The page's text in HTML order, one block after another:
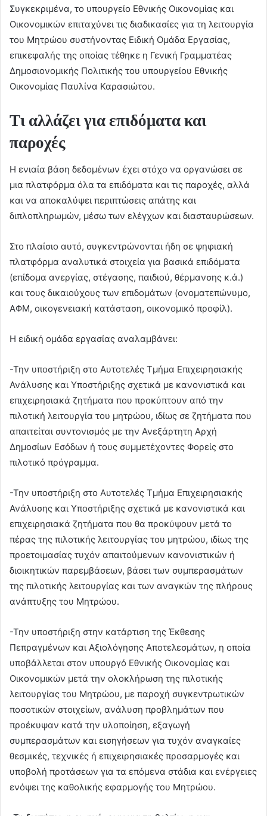
Συγκεκριμένα, το υπουργείο Εθνικής Οικονομίας και
Οικονομικών επιταχύνει τις διαδικασίες για τη λειτουργία
του Μητρώου συστήνοντας Ειδική Ομάδα Εργασίας,
επικεφαλής της οποίας τέθηκε η Γενική Γραμματέας
Δημοσιονομικής Πολιτικής του υπουργείου Εθνικής
Οικονομίας Παυλίνα Καρασιώτου.
Τι αλλάζει για επιδόματα και
παροχές
Η ενιαία βάση δεδομένων έχει στόχο να οργανώσει σε
μια πλατφόρμα όλα τα επιδόματα και τις παροχές, αλλά
και να αποκαλύψει περιπτώσεις απάτης και
διπλοπληρωμών, μέσω των ελέγχων και διασταυρώσεων.
Στο πλαίσιο αυτό, συγκεντρώνονται ήδη σε ψηφιακή
πλατφόρμα αναλυτικά στοιχεία για βασικά επιδόματα
(επίδομα ανεργίας, στέγασης, παιδιού, θέρμανσης κ.ά.)
και τους δικαιούχους των επιδομάτων (ονοματεπώνυμο,
ΑΦΜ, οικογενειακή κατάσταση, οικονομικό προφίλ).
Η ειδική ομάδα εργασίας αναλαμβάνει:
-Την υποστήριξη στο Αυτοτελές Τμήμα Επιχειρησιακής
Ανάλυσης και Υποστήριξης σχετικά με κανονιστικά και
επιχειρησιακά ζητήματα που προκύπτουν από την
πιλοτική λειτουργία του μητρώου, ιδίως σε ζητήματα που
απαιτείται συντονισμός με την Ανεξάρτητη Αρχή
Δημοσίων Εσόδων ή τους συμμετέχοντες Φορείς στο
πιλοτικό πρόγραμμα.
-Την υποστήριξη στο Αυτοτελές Τμήμα Επιχειρησιακής
Ανάλυσης και Υποστήριξης σχετικά με κανονιστικά και
επιχειρησιακά ζητήματα που θα προκύψουν μετά το
πέρας της πιλοτικής λειτουργίας του μητρώου, ιδίως της
προετοιμασίας τυχόν απαιτούμενων κανονιστικών ή
διοικητικών παρεμβάσεων, βάσει των συμπερασμάτων
της πιλοτικής λειτουργίας και των αναγκών της πλήρους
ανάπτυξης του Μητρώου.
-Την υποστήριξη στην κατάρτιση της Έκθεσης
Πεπραγμένων και Αξιολόγησης Αποτελεσμάτων, η οποία
υποβάλλεται στον υπουργό Εθνικής Οικονομίας και
Οικονομικών μετά την ολοκλήρωση της πιλοτικής
λειτουργίας του Μητρώου, με παροχή συγκεντρωτικών
ποσοτικών στοιχείων, ανάλυση προβλημάτων που
προέκυψαν κατά την υλοποίηση, εξαγωγή
συμπερασμάτων και εισηγήσεων για τυχόν αναγκαίες
θεσμικές, τεχνικές ή επιχειρησιακές προσαρμογές και
υποβολή προτάσεων για τα επόμενα στάδια και ενέργειες
ενόψει της καθολικής εφαρμογής του Μητρώου.